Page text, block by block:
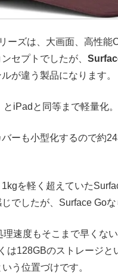
ーズは、大画面、高性能
セプトでしたが、
が違う製品になります。
iPadと同等まで軽量化。
ーも小型化するので約
を軽く超えていた
でしたが、Surface Go
速度もそこまで早くな
は128GBのストレージ
う位置づけです。